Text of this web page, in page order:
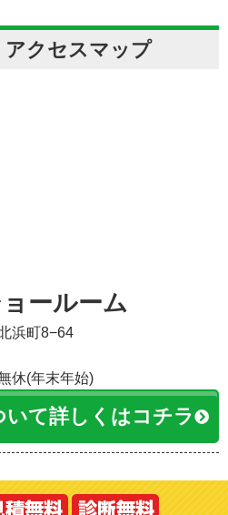
アクセスマップ
ールーム
浜町8−64
休(年末年始)
て詳しくはコチラ